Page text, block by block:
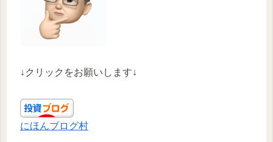
↓クリックをお願いします↓
にほんブログ村